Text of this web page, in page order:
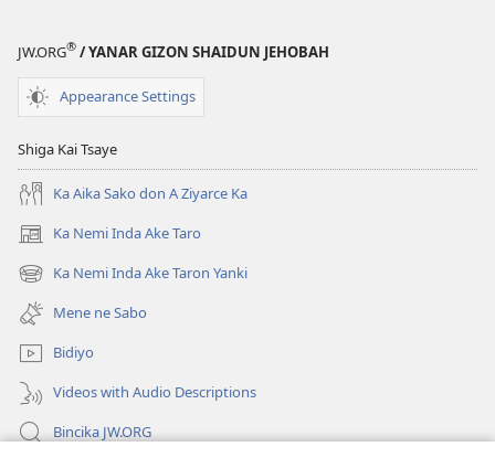
JW.ORG® / YANAR GIZON SHAIDUN JEHOBAH
Appearance Settings
Shiga Kai Tsaye
Ka Aika Sako don A Ziyarce Ka
Ka Nemi Inda Ake Taro
(opens
new
window)
Ka Nemi Inda Ake Taron Yanki
(opens
new
window)
Mene ne Sabo
Bidiyo
Videos with Audio Descriptions
Bincika JW.ORG